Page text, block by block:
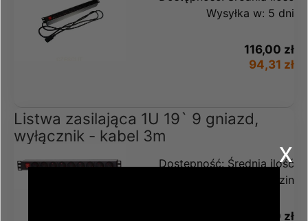
Wysyłka w: 5 dni
116,00 zł
94,31 zł
Listwa zasilająca 1U 19` 9 gniazd,
wyłącznik - kabel 3m
Dostępność: Średnia ilość
48 godzin
109,00 zł
x